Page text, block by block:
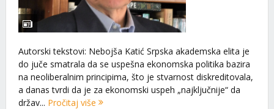
Autorski tekstovi: Nebojša Katić Srpska akademska elita je
do juče smatrala da se uspešna ekonomska politika bazira
na neoliberalnim principima, što je stvarnost diskreditovala,
a danas tvrdi da je za ekonomski uspeh „najključnije“ da
držav... Pročitaj više